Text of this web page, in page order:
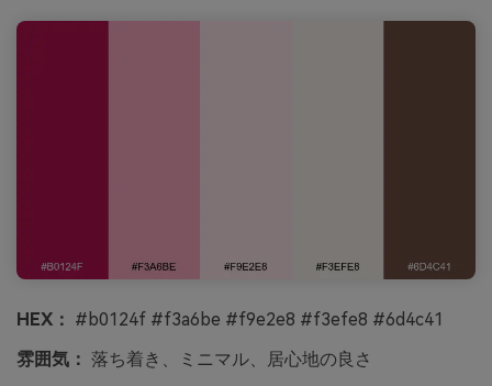
HEX： #b0124f #f3a6be #f9e2e8 #f3efe8 #6d4c41
雰囲気： 落ち着き、ミニマル、居心地の良さ